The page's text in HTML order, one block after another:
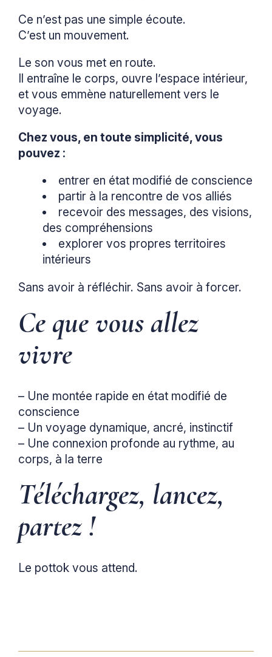
Ce n’est pas une simple écoute.
C’est un mouvement.
Le son vous met en route.
Il entraîne le corps, ouvre l’espace intérieur,
et vous emmène naturellement vers le
voyage.
Chez vous, en toute simplicité, vous
pouvez :
entrer en état modifié de conscience
partir à la rencontre de vos alliés
recevoir des messages, des visions,
des compréhensions
explorer vos propres territoires
intérieurs
Sans avoir à réfléchir. Sans avoir à forcer.
Ce que vous allez
vivre
– Une montée rapide en état modifié de
conscience
– Un voyage dynamique, ancré, instinctif
– Une connexion profonde au rythme, au
corps, à la terre
Téléchargez, lancez,
partez !
Le pottok vous attend.